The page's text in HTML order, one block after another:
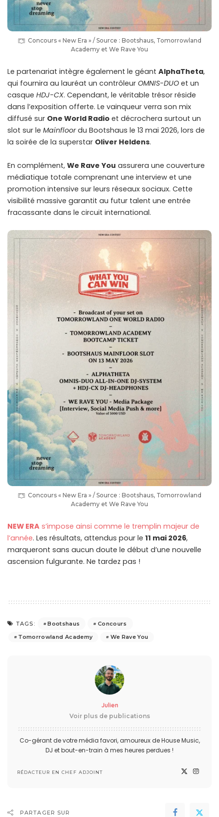
Concours « New Era » / Source : Bootshaus, Tomorrowland
Academy et We Rave You
Le partenariat intègre également le géant AlphaTheta,
qui fournira au lauréat un contrôleur OMNIS-DUO et un
casque HDJ-CX. Cependant, le véritable trésor réside
dans l’exposition offerte. Le vainqueur verra son mix
diffusé sur One World Radio et décrochera surtout un
slot sur le Mainfloordu Bootshaus le 13 mai 2026, lors de
la soirée de la superstar Oliver Heldens.
En complément, We Rave You assurera une couverture
médiatique totale comprenant une interview et une
promotion intensive sur leurs réseaux sociaux. Cette
visibilité massive garantit au futur talent une entrée
fracassante dans le circuit international.
Concours « New Era » / Source : Bootshaus, Tomorrowland
Academy et We Rave You
NEW ERA s’impose ainsi comme le tremplin majeur de
l’année. Les résultats, attendus pour le 11 mai 2026,
marqueront sans aucun doute le début d’une nouvelle
ascension fulgurante. Ne tardez pas !
TAGS: Bootshaus
Concours
Tomorrowland Academy
We Rave You
Julien
Voir plus de publications
Co-gérant de votre média favori, amoureux de House Music,
DJ et bout-en-train à mes heures perdues !
RÉDACTEUR EN CHEF ADJOINT
PARTAGER SUR